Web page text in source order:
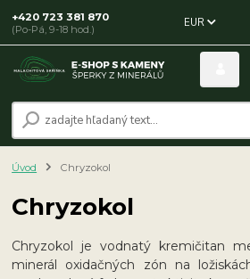
EUR
+420 723 381 870
(Po-Pá, 9-18 hod.)
Úvod Chryzokol
Chryzokol
Chryzokol je vodnatý kremičitan
minerál oxidačných zón na